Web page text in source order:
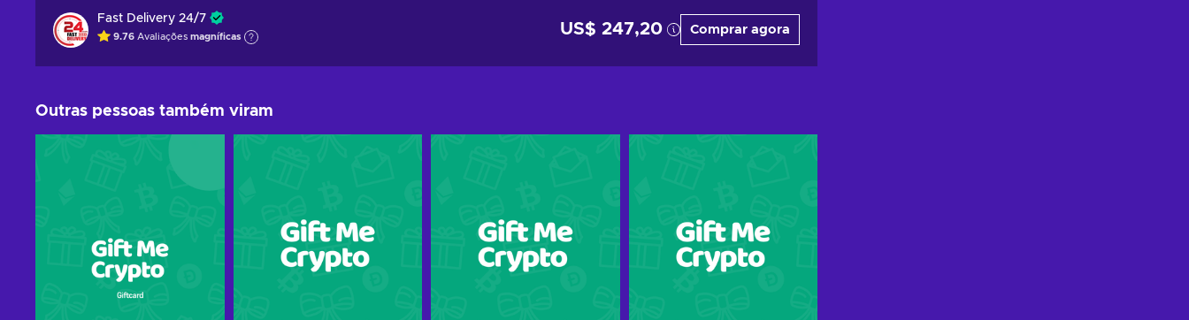
Fast Delivery 24/7
9.76 Avaliações magníficas US$ 247,20 Comprar agora
Outras pessoas também viram